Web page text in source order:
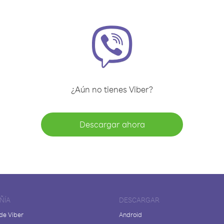
¿Aún no tienes Viber?
Descargar ahora
Viber
DESCARGAR
Android